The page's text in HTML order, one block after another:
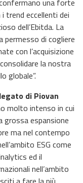
una forte
trend eccellenti dei
dell’Ebitda. La
permesso di cogliere
con l’acquisizione
la nostra
globale”.
di Piovan
molto intenso in cui
espansione
ma nel contempo
ESG come
ed il
nell’ambito